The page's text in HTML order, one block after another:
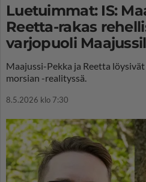
Luetuimmat: IS:
Reetta-rakas
varjopuoli
Maajussi-Pekka ja Reetta
morsian -realityssä.
8.5.2026 klo 7:30